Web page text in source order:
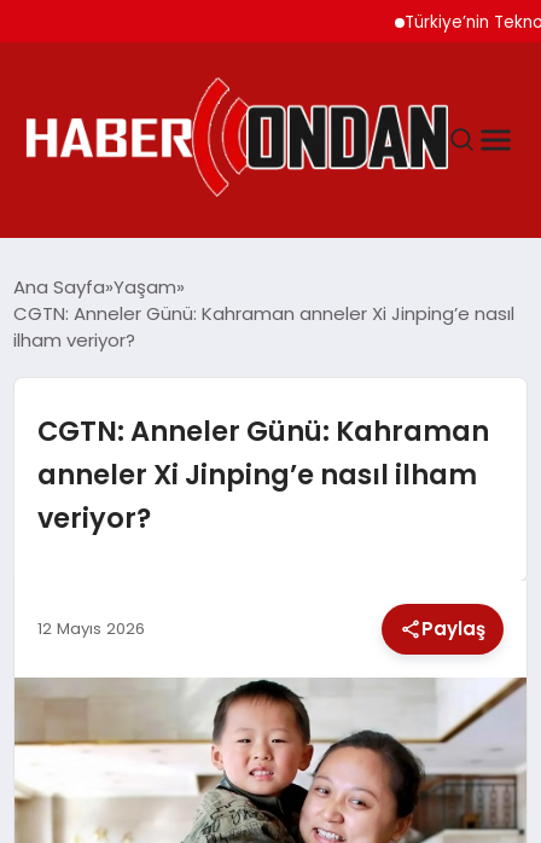
Türkiye’nin Teknoloji
SIYASET
DÜNYA
EKONOMI
TEKNOLOJI
YAŞAM
Ana Sayfa Yaşam
CGTN: Anneler Günü: Kahraman anneler Xi Jinping’e nasıl
ilham veriyor?
CGTN: Anneler Günü: Kahraman
anneler Xi Jinping’e nasıl ilham
veriyor?
12 Mayıs 2026 Paylaş